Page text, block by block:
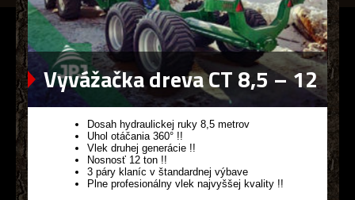
Vyvážačka dreva CT 8,5 – 12
Dosah hydraulickej ruky 8,5 metrov
Uhol otáčania 360° !!
Vlek druhej generácie !!
Nosnosť 12 ton !!
3 páry klaníc v štandardnej výbave
Plne profesionálny vlek najvyššej kvality !!